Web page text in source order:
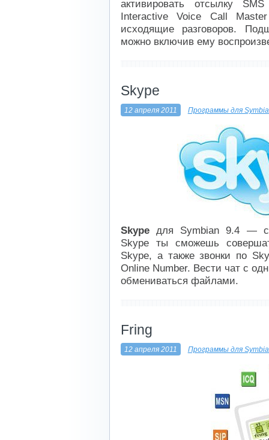
активировать отсылку
Interactive Voice Call
исходящие разговоров.
можно включив ему
Skype
12 апреля 2011 Программы для
Skype для Symbian 9.4 —
Skype ты сможешь
Skype, а также звонки по
Online Number. Вести чат с
обмениваться файлами.
Fring
12 апреля 2011 Программы для